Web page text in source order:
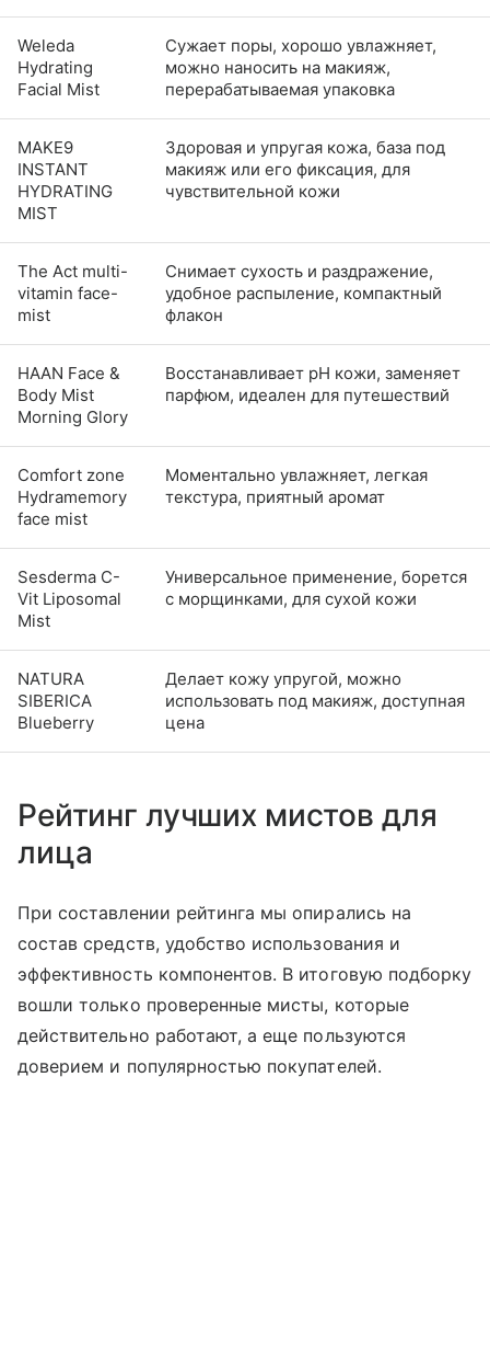
Weleda
Hydrating
Facial Mist
Сужает поры, хорошо увлажняет,
можно наносить на макияж,
перерабатываемая упаковка
MAKE9
INSTANT
HYDRATING
MIST
Здоровая и упругая кожа, база под
макияж или его фиксация, для
чувствительной кожи
The Act multi-
vitamin face-
mist
Снимает сухость и раздражение,
удобное распыление, компактный
флакон
HAAN Face &
Body Mist
Morning Glory
Восстанавливает pH кожи, заменяет
парфюм, идеален для путешествий
Comfort zone
Hydramemory
face mist
Моментально увлажняет, легкая
текстура, приятный аромат
Sesderma C-
Vit Liposomal
Mist
Универсальное применение, борется
с морщинками, для сухой кожи
NATURA
SIBERICA
Blueberry
Делает кожу упругой, можно
использовать под макияж, доступная
цена
Рейтинг лучших мистов для
лица
При составлении рейтинга мы опирались на
состав средств, удобство использования и
эффективность компонентов. В итоговую подборку
вошли только проверенные мисты, которые
действительно работают, а еще пользуются
доверием и популярностью покупателей.